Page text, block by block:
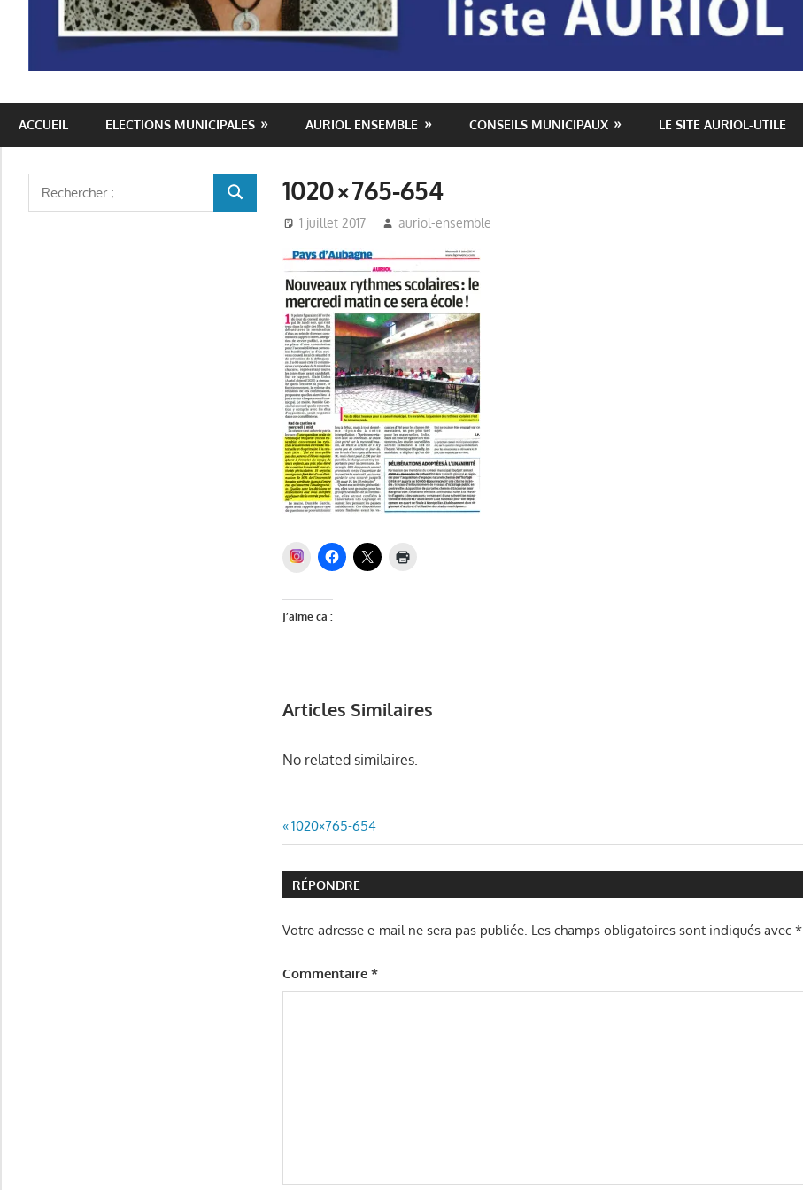
Auriol
Ensemble
ACCUEIL ELECTIONS MUNICIPALES AURIOL ENSEMBLE CONSEILS MUNICIPAUX LE SITE AURIOL-UTILE
1020×765-654
1 juillet 2017 auriol-ensemble
INSTAGRAM
J’aime ça :
Articles Similaires
No related similaires.
Navigation
de
l’article
Article
précédent
:
1020×765-654
RÉPONDRE
Votre adresse e-mail ne sera pas publiée. Les champs obligatoires sont indiqués avec*
Commentaire*
RECHERCHER